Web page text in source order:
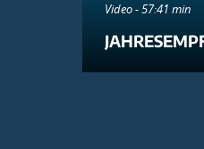
Video - 57:41 min